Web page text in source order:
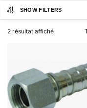
SHOW FILTERS
2 résultat affiché